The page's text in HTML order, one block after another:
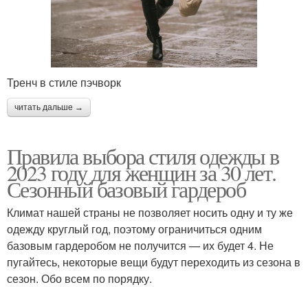
Тренч в стиле пэчворк
читать дальше →
Правила выбора стиля одежды в
2023 году для женщин за 30 лет.
Сезонный базовый гардероб
Климат нашей страны не позволяет носить одну и ту же
одежду круглый год, поэтому ограничиться одним
базовым гардеробом не получится — их будет 4. Не
пугайтесь, некоторые вещи будут переходить из сезона в
сезон. Обо всем по порядку.